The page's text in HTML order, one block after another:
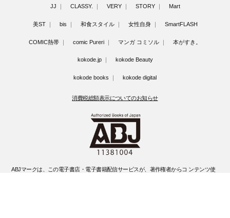
JJ CLASSY. VERY STORY Mart
美ST bis 和食スタイル 女性自身 SmartFLASH
COMIC熱帯 comic Pureri マンガ コミソル 本がすき。
kokode.jp kokode Beauty
kokode books kokode digital
消費税総額表示についてのお知らせ
ABJマークは、この電子書店・電子書籍配信サービスが、著作権者からコ ンテンツ使